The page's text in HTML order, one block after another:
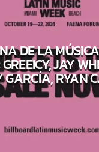
6:00 AM
DE LA
JAY
RYAN